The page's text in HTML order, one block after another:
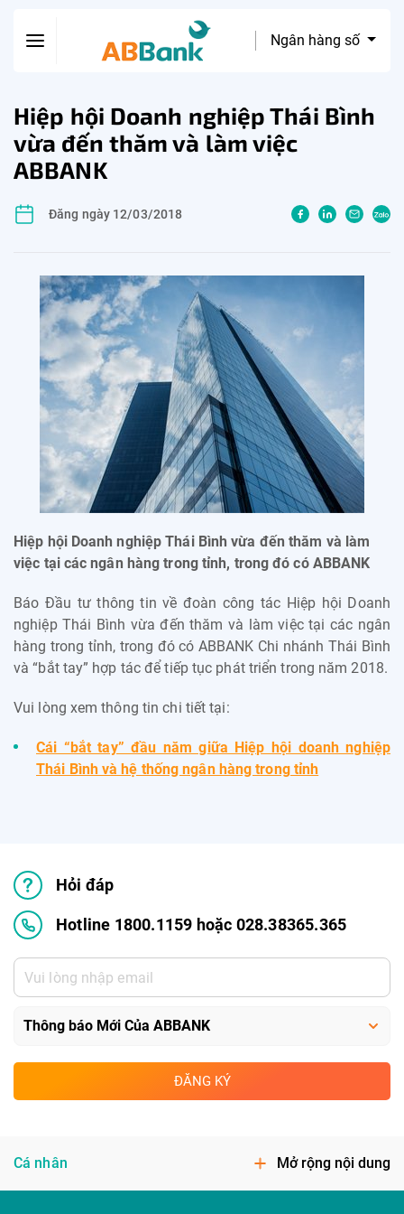
Ngân hàng số
Hiệp hội Doanh nghiệp Thái Bình
vừa đến thăm và làm việc
ABBANK
Đăng ngày 12/03/2018
Hiệp hội Doanh nghiệp Thái Bình vừa đến thăm và làm
việc tại các ngân hàng trong tỉnh, trong đó có ABBANK
Báo Đầu tư thông tin về đoàn công tác Hiệp hội Doanh
nghiệp Thái Bình vừa đến thăm và làm việc tại các ngân
hàng trong tỉnh, trong đó có ABBANK Chi nhánh Thái Bình
và “bắt tay” hợp tác để tiếp tục phát triển trong năm 2018.
Vui lòng xem thông tin chi tiết tại:
Cái “bắt tay” đầu năm giữa Hiệp hội doanh nghiệp
Thái Bình và hệ thống ngân hàng trong tỉnh
Hỏi đáp
Hotline 1800.1159 hoặc 028.38365.365
ĐĂNG KÝ
Cá nhân Mở rộng nội dung